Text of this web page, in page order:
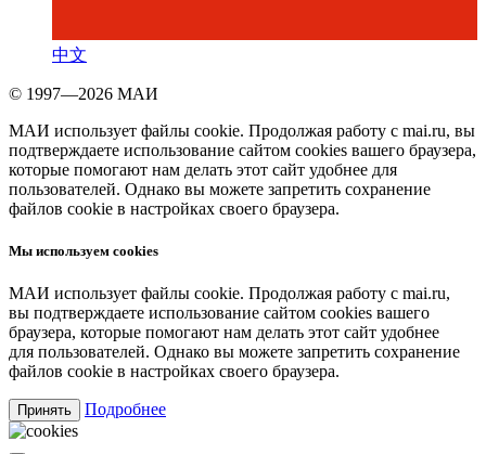
中文
© 1997—2026 МАИ
МАИ использует файлы cookie. Продолжая работу с mai.ru, вы
подтверждаете использование сайтом cookies вашего браузера,
которые помогают нам делать этот сайт удобнее для
пользователей. Однако вы можете запретить сохранение
файлов cookie в настройках своего браузера.
Мы используем cookies
МАИ использует файлы cookie. Продолжая работу с mai.ru,
вы подтверждаете использование сайтом cookies вашего
браузера, которые помогают нам делать этот сайт удобнее
для пользователей. Однако вы можете запретить сохранение
файлов cookie в настройках своего браузера.
Принять Подробнее